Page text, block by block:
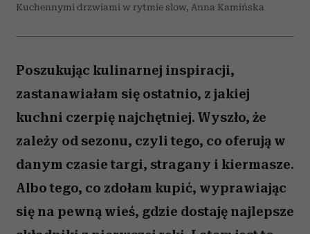
Kuchennymi drzwiami w rytmie slow, Anna Kamińska
Poszukując kulinarnej inspiracji,
zastanawiałam się ostatnio, z jakiej
kuchni czerpię najchętniej. Wyszło, że
zależy od sezonu, czyli tego, co oferują w
danym czasie targi, stragany i kiermasze.
Albo tego, co zdołam kupić, wyprawiając
się na pewną wieś, gdzie dostaję najlepsze